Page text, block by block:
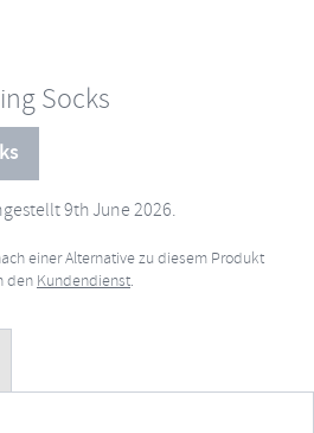
Socks
9th June 2026.
einer Alternative zu diesem Produkt
denKundendienst.